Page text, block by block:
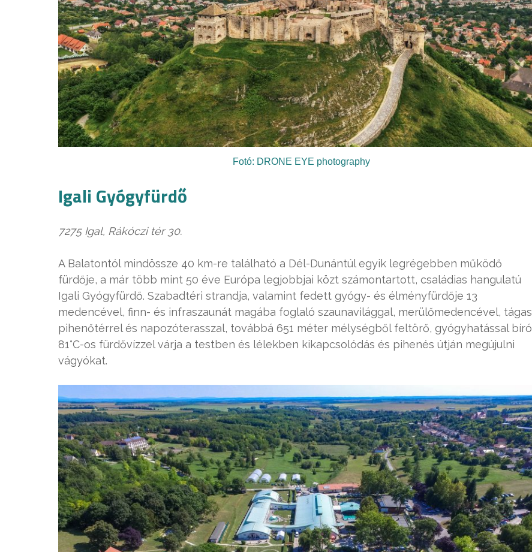
Fotó: DRONE EYE photography
Igali Gyógyfürdő
7275 Igal, Rákóczi tér 30.
A Balatontól mindössze 40 km-re található a Dél-Dunántúl egyik legrégebben működő
fürdője, a már több mint 50 éve Európa legjobbjai közt számontartott, családias hangulatú
Igali Gyógyfürdő. Szabadtéri strandja, valamint fedett gyógy- és élményfürdője 13
medencével, finn- és infraszaunát magába foglaló szaunavilággal, merülőmedencével, tágas
pihenőtérrel és napozóterasszal, továbbá 651 méter mélységből feltörő, gyógyhatással bíró
81°C-os fürdővízzel várja a testben és lélekben kikapcsolódás és pihenés útján megújulni
vágyókat.